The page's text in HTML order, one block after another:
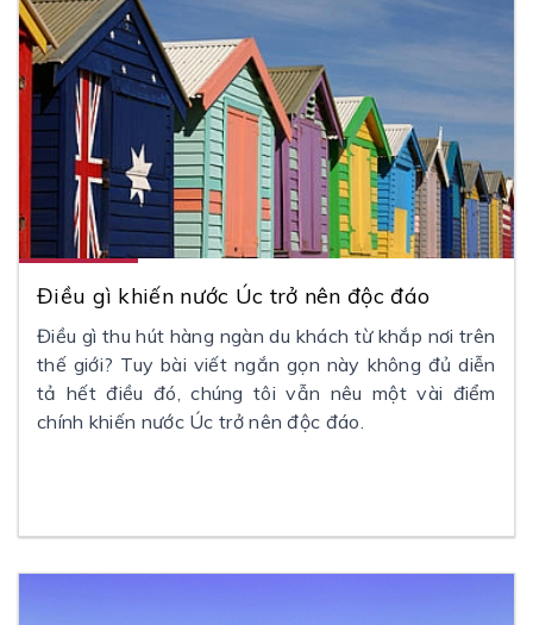
Điều gì khiến nước Úc trở nên độc đáo
Điều gì thu hút hàng ngàn du khách từ khắp nơi trên
thế giới? Tuy bài viết ngắn gọn này không đủ diễn
tả hết điều đó, chúng tôi vẫn nêu một vài điểm
chính khiến nước Úc trở nên độc đáo.